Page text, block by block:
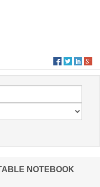
NOTEBOOK